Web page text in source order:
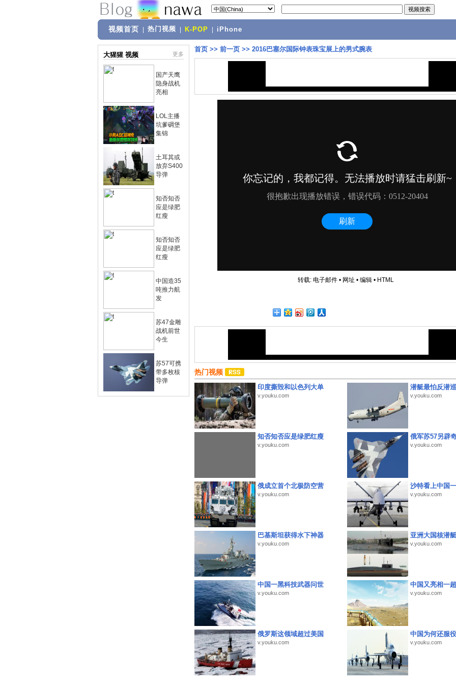
视频首页 热门视频 K-POP iPhone
大猩猩 视频 更多
国产天鹰
隐身战机
亮相
LOL主播
坑爹碉堡
集锦
土耳其或
放弃S400
导弹
知否知否
应是绿肥
红瘦
知否知否
应是绿肥
红瘦
中国造35
吨推力航
发
苏47金雕
战机前世
今生
苏57可携
带多枚核
导弹
首页 >> 前一页 >> 2016巴塞尔国际钟表珠宝展上的男式腕表
转载: 电子邮件• 网址 • 编辑• HTML
热门视频
印度撕毁和以色列大单
v.youku.com
潜艇最怕反潜
v.youku.com
知否知否应是绿肥红瘦
v.youku.com
俄军苏57另辟
v.youku.com
俄成立首个北极防空营
v.youku.com
沙特看上中国
v.youku.com
巴基斯坦获得水下神器
v.youku.com
亚洲大国核潜
v.youku.com
中国一黑科技武器问世
v.youku.com
中国又亮相一
v.youku.com
俄罗斯这领域超过美国
v.youku.com
中国为何还服
v.youku.com